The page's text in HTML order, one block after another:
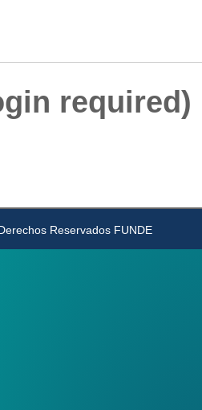
required)
Reservados FUNDE